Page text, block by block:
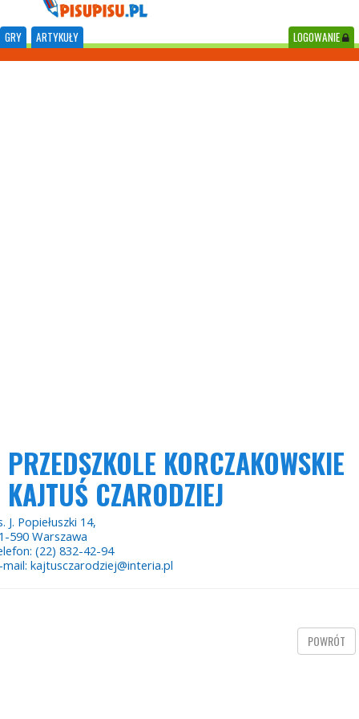
GRY ARTYKUŁY LOGOWANIE
PRZEDSZKOLE KORCZAKOWSKIE
KAJTUŚ CZARODZIEJ
J. Popiełuszki 14,
590 Warszawa
(22) 832-42-94
kajtusczarodziej@interia.pl
POWRÓT